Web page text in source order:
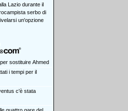
Lazio durante il
serbo di
un'opzione
sostituire Ahmed
i tempi per il
c'è stata